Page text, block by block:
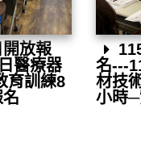
放報
醫療器
育訓練8
名---
材技
小時